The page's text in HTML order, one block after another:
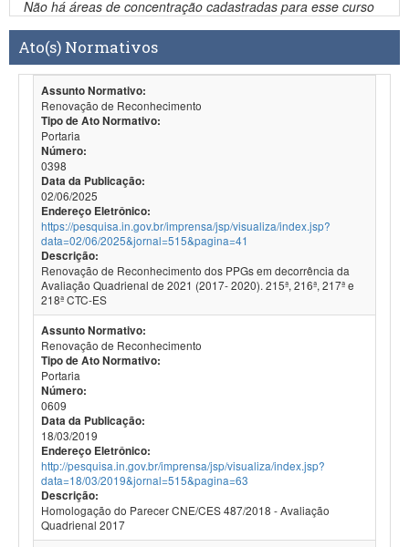
Não há áreas de concentração cadastradas para esse curso
Ato(s) Normativos
Assunto Normativo:
Renovação de Reconhecimento
Tipo de Ato Normativo:
Portaria
Número:
0398
Data da Publicação:
02/06/2025
Endereço Eletrônico:
https://pesquisa.in.gov.br/imprensa/jsp/visualiza/index.jsp?
data=02/06/2025&jornal=515&pagina=41
Descrição:
Renovação de Reconhecimento dos PPGs em decorrência da
Avaliação Quadrienal de 2021 (2017- 2020). 215ª, 216ª, 217ª e
218ª CTC-ES
Assunto Normativo:
Renovação de Reconhecimento
Tipo de Ato Normativo:
Portaria
Número:
0609
Data da Publicação:
18/03/2019
Endereço Eletrônico:
http://pesquisa.in.gov.br/imprensa/jsp/visualiza/index.jsp?
data=18/03/2019&jornal=515&pagina=63
Descrição:
Homologação do Parecer CNE/CES 487/2018 - Avaliação
Quadrienal 2017